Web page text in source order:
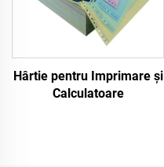
Hârtie pentru Imprimare și
Calculatoare